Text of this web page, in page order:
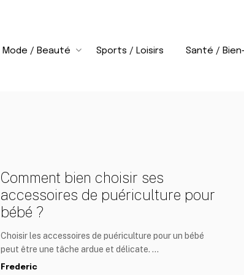
Mode / Beauté Sports / Loisirs Santé /
Comment bien choisir ses
accessoires de puériculture pour
bébé ?
Choisir les accessoires de puériculture pour un bébé
peut être une tâche ardue et délicate. …
Frederic